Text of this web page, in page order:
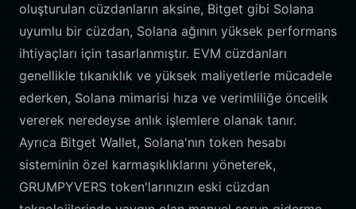
oluşturulan cüzdanların aksine, Bitget gibi Solana
uyumlu bir cüzdan, Solana ağının yüksek performans
ihtiyaçları için tasarlanmıştır. EVM cüzdanları
genellikle tıkanıklık ve yüksek maliyetlerle mücadele
ederken, Solana mimarisi hıza ve verimliliğe öncelik
vererek neredeyse anlık işlemlere olanak tanır.
Ayrıca Bitget Wallet, Solana'nın token hesabı
sisteminin özel karmaşıklıklarını yöneterek,
GRUMPYVERS token'larınızın eski cüzdan